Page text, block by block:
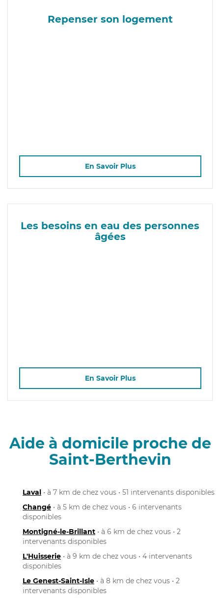
Repenser son logement
En Savoir Plus
Les besoins en eau des personnes
âgées
En Savoir Plus
Aide à domicile proche de
Saint-Berthevin
Laval • à 7 km de chez vous • 51 intervenants disponibles
Changé • à 5 km de chez vous • 6 intervenants
disponibles
Montigné-le-Brillant • à 6 km de chez vous • 2
intervenants disponibles
L'Huisserie • à 9 km de chez vous • 4 intervenants
disponibles
Le Genest-Saint-Isle • à 8 km de chez vous • 2
intervenants disponibles